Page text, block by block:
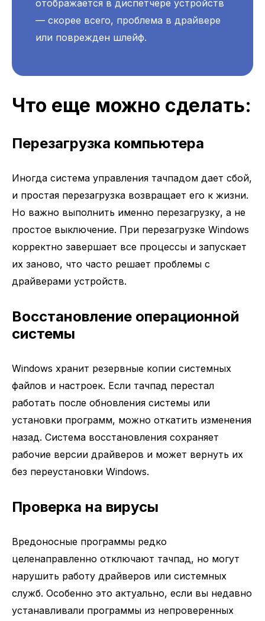
отображается в диспетчере устройств
— скорее всего, проблема в драйвере
или поврежден шлейф.
Что еще можно сделать:
Перезагрузка компьютера
Иногда система управления тачпадом дает сбой,
и простая перезагрузка возвращает его к жизни.
Но важно выполнить именно перезагрузку, а не
простое выключение. При перезагрузке Windows
корректно завершает все процессы и запускает
их заново, что часто решает проблемы с
драйверами устройств.
Восстановление операционной
системы
Windows хранит резервные копии системных
файлов и настроек. Если тачпад перестал
работать после обновления системы или
установки программ, можно откатить изменения
назад. Система восстановления сохраняет
рабочие версии драйверов и может вернуть их
без переустановки Windows.
Проверка на вирусы
Вредоносные программы редко
целенаправленно отключают тачпад, но могут
нарушить работу драйверов или системных
служб. Особенно это актуально, если вы недавно
устанавливали программы из непроверенных